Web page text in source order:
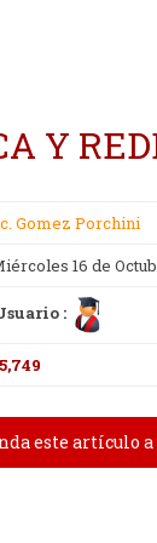
Y
Gomez Porchini
16 de
:
5,749
este artículo